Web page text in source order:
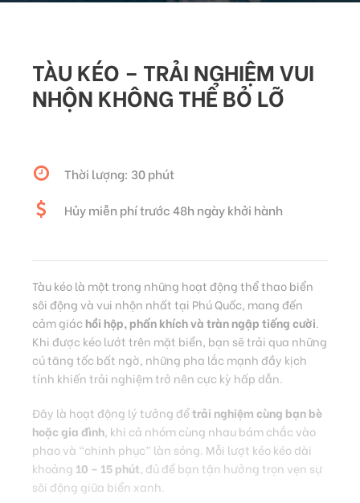
TÀU KÉO – TRẢI NGHIỆM VUI
NHỘN KHÔNG THỂ BỎ LỠ
Thời lượng: 30 phút
Hủy miễn phí trước 48h ngày khởi hành
Tàu kéo là một trong những hoạt động thể thao biển
sôi động và vui nhộn nhất tại Phú Quốc, mang đến
cảm giác hồi hộp, phấn khích và tràn ngập tiếng cười.
Khi được kéo lướt trên mặt biển, bạn sẽ trải qua những
cú tăng tốc bất ngờ, những pha lắc mạnh đầy kịch
tính khiến trải nghiệm trở nên cực kỳ hấp dẫn.
Đây là hoạt động lý tưởng đểtrải nghiệm cùng bạn bè
hoặc gia đình , khi cả nhóm cùng nhau bám chắc vào
phao và “chinh phục” làn sóng. Mỗi lượt kéo kéo dài
khoảng 10 – 15 phút , đủ để bạn tận hưởng trọn vẹn sự
sôi động giữa biển xanh.